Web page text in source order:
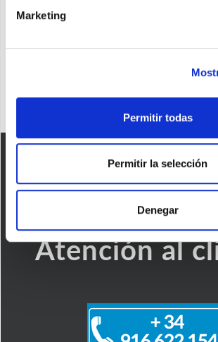
Marketing
Permitir todas
Permitir la selección
Denegar
consentimiento después de haber leído la
específica para los
Atención al